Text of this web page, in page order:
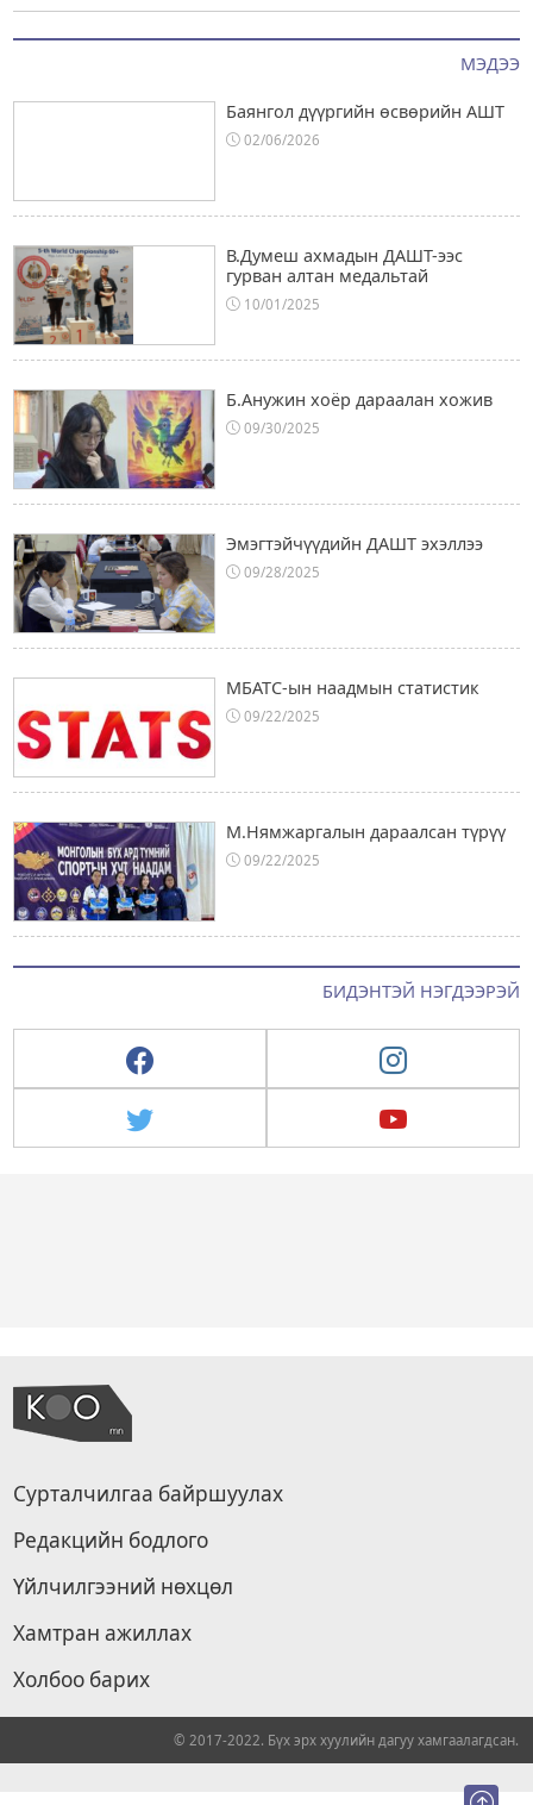
МЭДЭЭ
Баянгол дүүргийн өсвөрийн АШТ
02/06/2026
В.Думеш ахмадын ДАШТ-ээс
гурван алтан медальтай
10/01/2025
Б.Анужин хоёр дараалан хожив
09/30/2025
Эмэгтэйчүүдийн ДАШТ эхэллээ
09/28/2025
МБАТС-ын наадмын статистик
09/22/2025
М.Нямжаргалын дараалсан түрүү
09/22/2025
БИДЭНТЭЙ НЭГДЭЭРЭЙ
Сурталчилгаа байршуулах
Редакцийн бодлого
Үйлчилгээний нөхцөл
Хамтран ажиллах
Холбоо барих
© 2017-2022. Бүх эрх хуулийн дагуу хамгаалагдсан.